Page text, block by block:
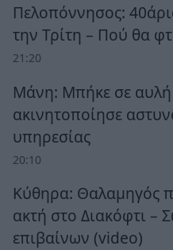
Πελοπόννησος:
την Τρίτη – Πού θα
21:20
Μάνη: Μπήκε σε αυλή
ακινητοποίησε
υπηρεσίας
20:10
Κύθηρα: Θαλαμηγός
ακτή στο Διακόφτι –
επιβαίνων (video)